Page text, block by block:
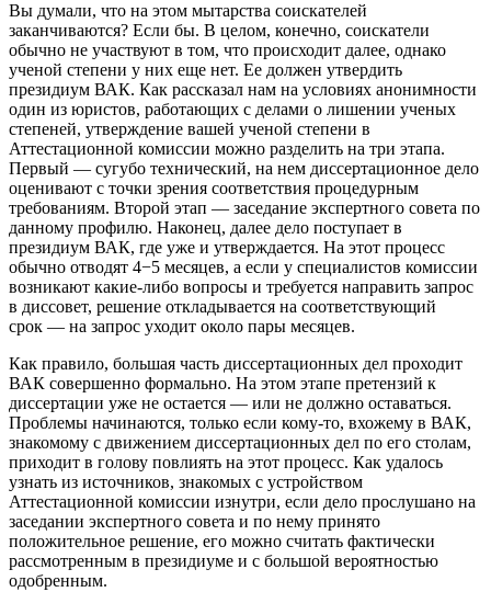
Вы думали, что на этом мытарства соискателей
заканчиваются? Если бы. В целом, конечно, соискатели
обычно не участвуют в том, что происходит далее, однако
ученой степени у них еще нет. Ее должен утвердить
президиум ВАК. Как рассказал нам на условиях анонимности
один из юристов, работающих с делами о лишении ученых
степеней, утверждение вашей ученой степени в
Аттестационной комиссии можно разделить на три этапа.
Первый — сугубо технический, на нем диссертационное дело
оценивают с точки зрения соответствия процедурным
требованиям. Второй этап — заседание экспертного совета по
данному профилю. Наконец, далее дело поступает в
президиум ВАК, где уже и утверждается. На этот процесс
обычно отводят 4−5 месяцев, а если у специалистов комиссии
возникают какие-либо вопросы и требуется направить запрос
в диссовет, решение откладывается на соответствующий
срок — на запрос уходит около пары месяцев.
Как правило, большая часть диссертационных дел проходит
ВАК совершенно формально. На этом этапе претензий к
диссертации уже не остается — или не должно оставаться.
Проблемы начинаются, только если кому-то, вхожему в ВАК,
знакомому с движением диссертационных дел по его столам,
приходит в голову повлиять на этот процесс. Как удалось
узнать из источников, знакомых с устройством
Аттестационной комиссии изнутри, если дело прослушано на
заседании экспертного совета и по нему принято
положительное решение, его можно считать фактически
рассмотренным в президиуме и с большой вероятностью
одобренным.